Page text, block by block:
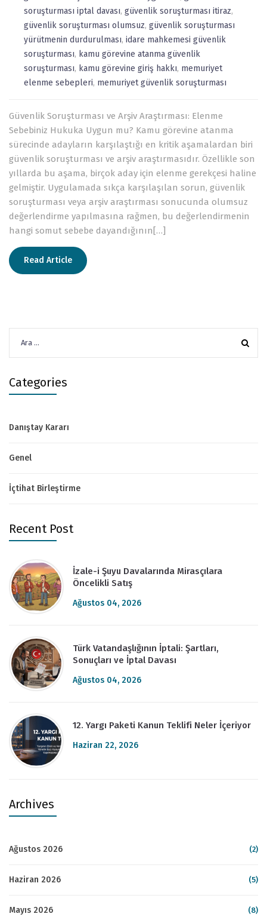
soruşturması iptal davası, güvenlik soruşturması itiraz,
güvenlik soruşturması olumsuz, güvenlik soruşturması
yürütmenin durdurulması, idare mahkemesi güvenlik
soruşturması, kamu görevine atanma güvenlik
soruşturması, kamu görevine giriş hakkı, memuriyet
elenme sebepleri, memuriyet güvenlik soruşturması
Güvenlik Soruşturması ve Arşiv Araştırması: Elenme
Sebebiniz Hukuka Uygun mu? Kamu görevine atanma
sürecinde adayların karşılaştığı en kritik aşamalardan biri
güvenlik soruşturması ve arşiv araştırmasıdır. Özellikle son
yıllarda bu aşama, birçok aday için elenme gerekçesi haline
gelmiştir. Uygulamada sıkça karşılaşılan sorun, güvenlik
soruşturması veya arşiv araştırması sonucunda olumsuz
değerlendirme yapılmasına rağmen, bu değerlendirmenin
hangi somut sebebe dayandığının[…]
Read Article
Categories
Danıştay Kararı
Genel
İçtihat Birleştirme
Recent Post
İzale-i Şuyu Davalarında Mirasçılara
Öncelikli Satış
Ağustos 04, 2026
Türk Vatandaşlığının İptali: Şartları,
Sonuçları ve İptal Davası
Ağustos 04, 2026
12. Yargı Paketi Kanun Teklifi Neler İçeriyor
Haziran 22, 2026
Archives
Ağustos 2026 (2)
Haziran 2026 (5)
Mayıs 2026 (8)